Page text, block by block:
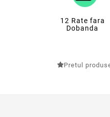
12 Rate fara
Dobanda
Pretul